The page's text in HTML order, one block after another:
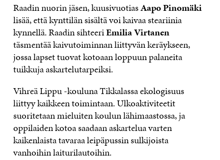
Raadin nuorin jäsen, kuusivuotiasAapo Pinomäki
lisää, että kynttilän sisältä voi kaivaa steariinia
kynnellä. Raadin sihteeriEmilia Virtanen
täsmentää kaivutoiminnan liittyvän keräykseen,
jossa lapset tuovat kotoaan loppuun palaneita
tuikkuja askartelutarpeiksi.
Vihreä Lippu -kouluna Tikkalassa ekologisuus
liittyy kaikkeen toimintaan. Ulkoaktiviteetit
suoritetaan mieluiten koulun lähimaastossa, ja
oppilaiden kotoa saadaan askartelua varten
kaikenlaista tavaraa leipäpussin sulkijoista
vanhoihin laiturilautoihin.